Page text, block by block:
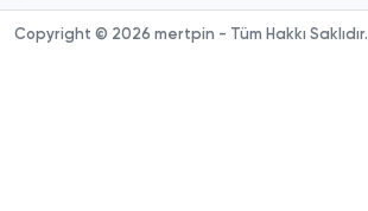
Copyright © 2026 mertpin - Tüm Hakkı Saklıdır.